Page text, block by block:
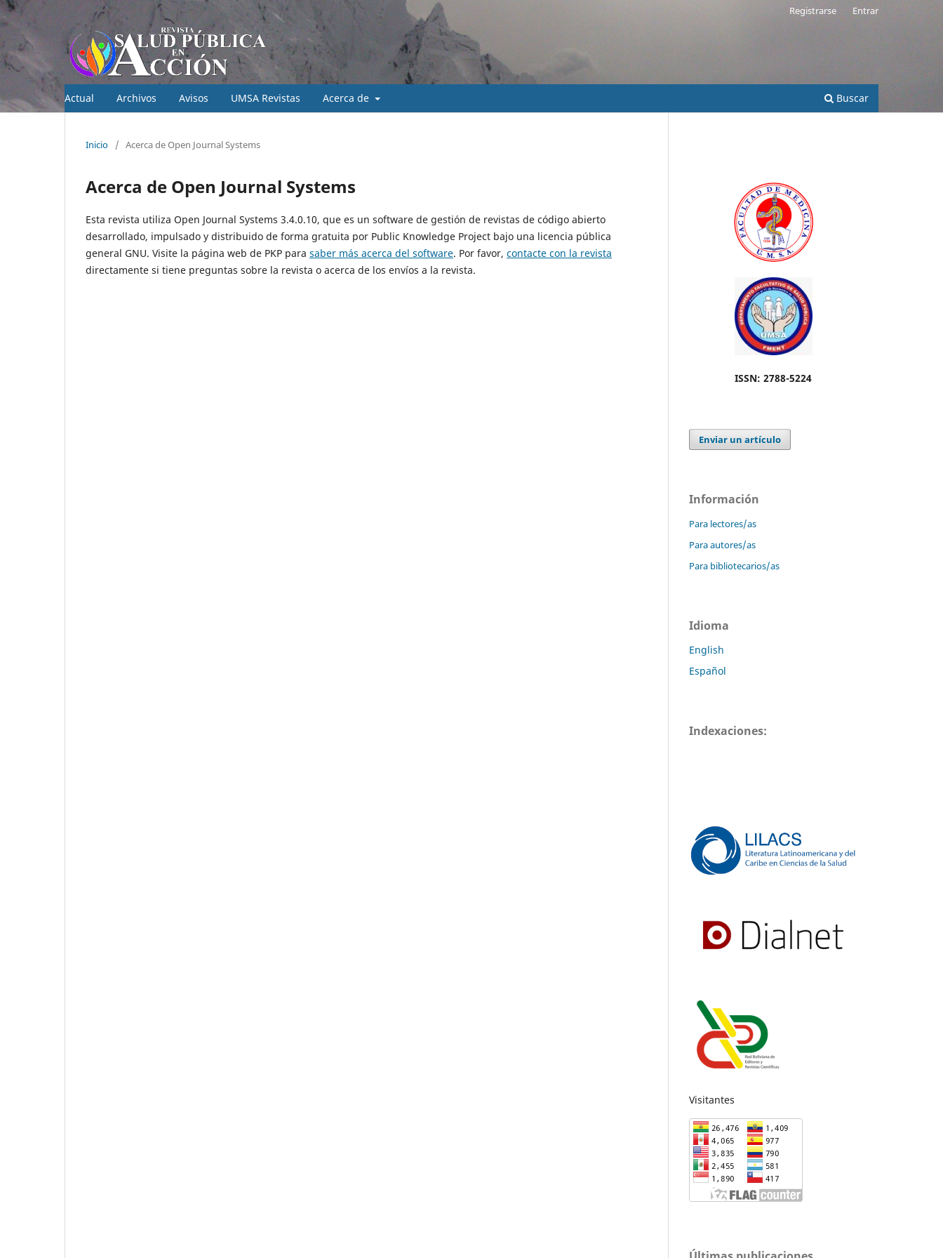
Actual Archivos Avisos UMSA Revistas Acerca de Buscar
Registrarse Entrar
Inicio / Acerca de Open Journal Systems
Acerca de Open Journal Systems
Esta revista utiliza Open Journal Systems 3.4.0.10, que es un software de gestión de revistas de código abierto
desarrollado, impulsado y distribuido de forma gratuita por Public Knowledge Project bajo una licencia pública
general GNU. Visite la página web de PKP para saber más acerca del software. Por favor, contacte con la revista
directamente si tiene preguntas sobre la revista o acerca de los envíos a la revista.
ISSN: 2788-5224
Enviar un artículo
Información
Para lectores/as
Para autores/as
Para bibliotecarios/as
Idioma
English
Español
Indexaciones:
Visitantes